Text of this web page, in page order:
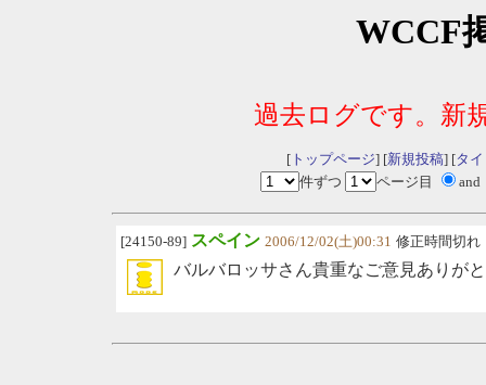
WCCF
過去ログです。新
[トップページ] [新規投稿] [タ
件ずつ
ページ目 and
[24150-89] スペイン 2006/12/02(土)00:31 修正時間切れ
バルバロッサさん貴重なご意見ありが